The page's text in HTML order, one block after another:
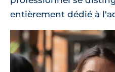
entièrement dédié à